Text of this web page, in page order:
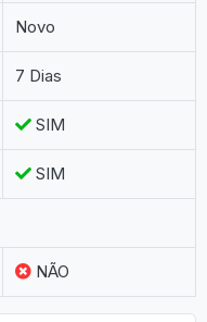
Novo
7 Dias
SIM
SIM
NÃO